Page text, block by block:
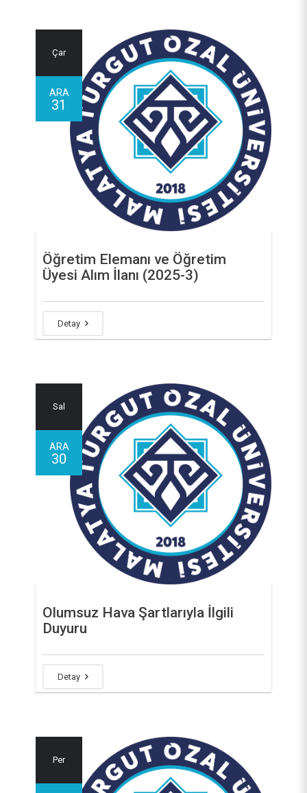
Çar
ARA
31
Öğretim Elemanı ve Öğretim
Üyesi Alım İlanı (2025-3)
Detay
Sal
ARA
30
Olumsuz Hava Şartlarıyla İlgili
Duyuru
Detay
Per